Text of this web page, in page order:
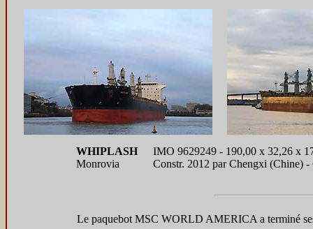
WHIPLASH
Monrovia
IMO 9629249 - 190,00 x 32,26 x
Constr. 2012 par Chengxi (Chine)
Le paquebot MSC WORLD AMERICA a terminé